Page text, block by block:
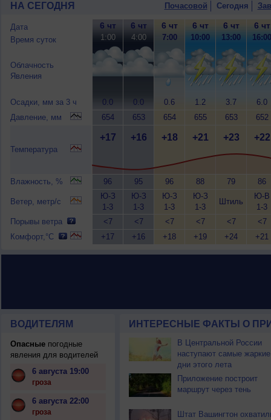
НА СЕГОДНЯ Почасовой Сегодня
Дата
Время суток
Облачность
Явления
Осадки, мм за 3 ч
Давление, мм
Температура
Влажность, %
Ветер, метр/с
Порывы ветра
Комфорт,°C
6 чт
1:00
0.0
654
+17
96
Ю-З
1-3
<7
+17
6 чт
4:00
0.0
653
+16
95
Ю-З
1-3
<7
+16
6 чт
7:00
0.6
654
+18
96
Ю-З
1-3
<7
+18
6 чт
10:00
1.2
655
+21
88
Ю-З
1-3
<7
+19
6 чт
13:00
3.7
653
+23
79
Штиль
<7
+24
6 чт
16:00
6.0
652
+22
86
Ю-В
1-3
<7
+21
ВОДИТЕЛЯМ
Опасныепогодные
явления для водителей
6 августа 19:00
гроза
6 августа 22:00
гроза
ИНТЕРЕСНЫЕ ФАКТЫ О
В Центральной России
наступают самые жаркие
дни этого лета
Приложение построит
маршрут через тень
Штат Вашингтон